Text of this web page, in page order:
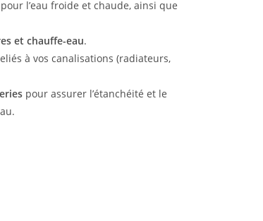
pour l’eau froide et chaude, ainsi que
et chauffe-eau.
à vos canalisations (radiateurs,
pour assurer l’étanchéité et le